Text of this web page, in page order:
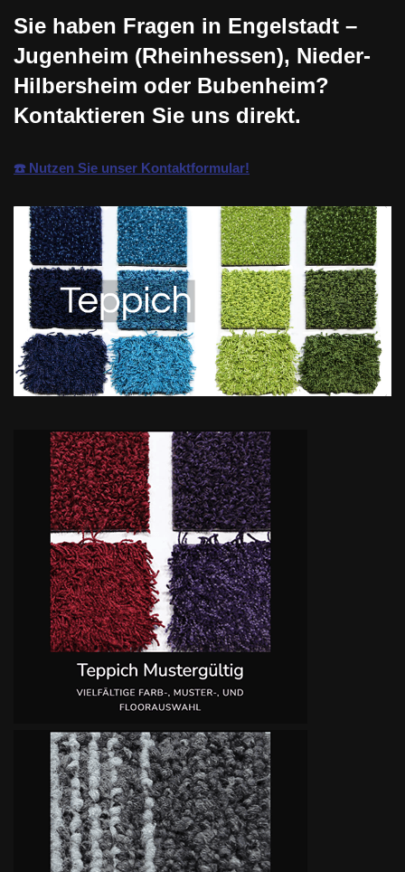
Sie haben Fragen in Engelstadt –
Jugenheim (Rheinhessen), Nieder-
Hilbersheim oder Bubenheim?
Kontaktieren Sie uns direkt.
☎️ Nutzen Sie unser Kontaktformular!